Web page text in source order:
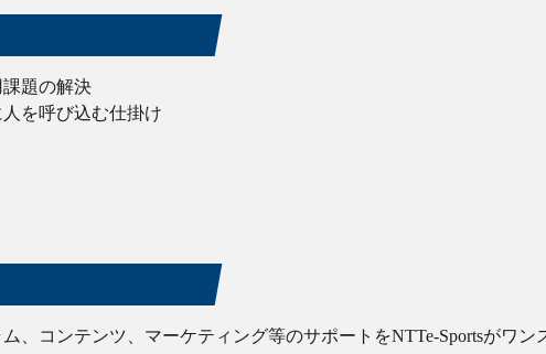
題の解決
を呼び込む仕掛け
、コンテンツ、マーケティング等のサポートをNTTe-Sportsがワン